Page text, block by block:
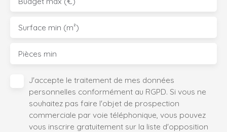
Surface min (m²)
Pièces min
J'accepte le traitement de mes données
personnelles conformément au RGPD. Si vous ne
souhaitez pas faire l'objet de prospection
commerciale par voie téléphonique, vous pouvez
vous inscrire gratuitement sur la liste d'opposition